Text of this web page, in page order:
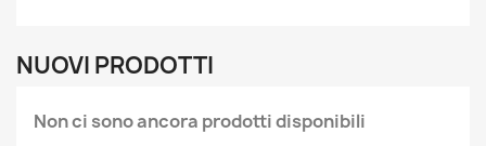
NUOVI PRODOTTI
Non ci sono ancora prodotti disponibili